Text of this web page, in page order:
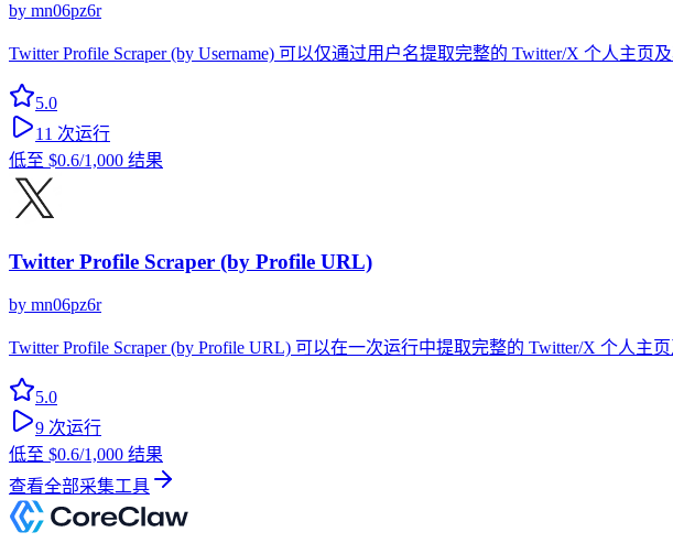
by mn06pz6r
Twitter Profile Scraper (by Username) 可以仅通过用户名提取完整的 Twitter/X 个人主
5.0
11 次运行
低至 $0.6/1,000 结果
Twitter Profile Scraper (by Profile URL)
by mn06pz6r
Twitter Profile Scraper (by Profile URL) 可以在一次运行中提取完整的 Twitter/X 个人
5.0
9 次运行
低至 $0.6/1,000 结果
查看全部采集工具